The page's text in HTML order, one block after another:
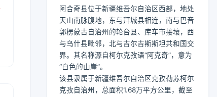
阿合奇县位于新疆维吾尔自治区西部，地处
天山南脉腹地，东与拜城县相连，南与巴音
郭楞蒙古自治州的轮台县、库车市接壤，西
与乌什县毗邻，北与吉尔吉斯斯坦共和国交
界。其名称源自柯尔克孜语“阿克奇”，意为
“白色的山崖”。
该县隶属于新疆维吾尔自治区克孜勒苏柯尔
克孜自治州，总面积1.68万平方公里，截至